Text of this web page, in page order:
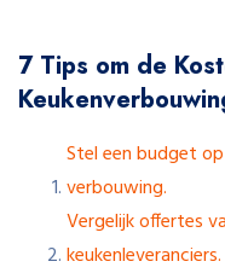
7 Tips om de
Stel een budget
verbouwing.
Vergelijk offertes
keukenleveranciers.